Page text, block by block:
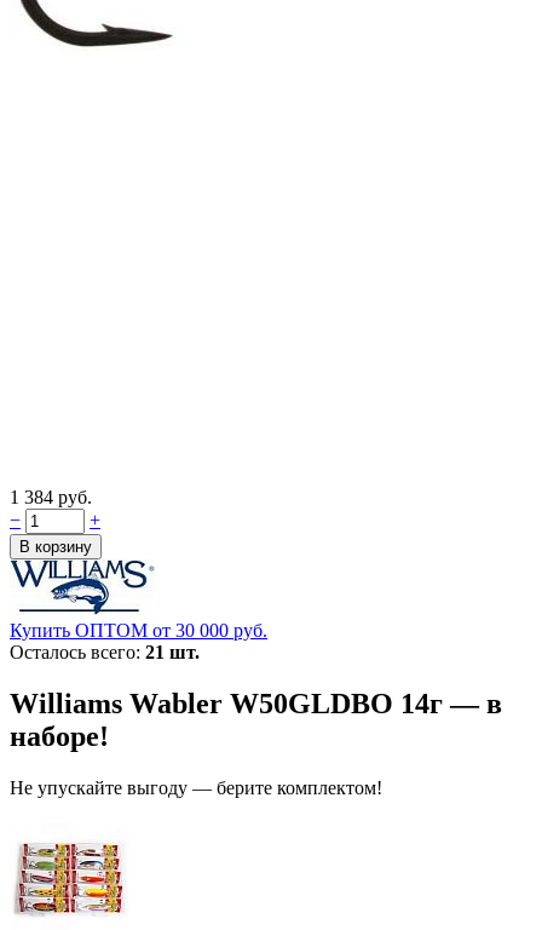
1 384 руб.
−
+
Купить ОПТОМ от 30 000 руб.
Осталось всего: 21 шт.
Williams Wabler W50GLDBO 14г — в
наборе!
Не упускайте выгоду — берите комплектом!